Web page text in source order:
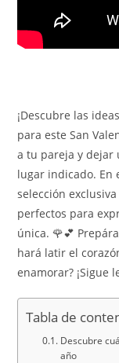
¡Descubre las
para este San
a tu pareja y dejar
lugar indicado. En
selección
perfectos para
única. 🌹💕
hará latir el
enamorar? ¡Sigue
Tabla de
Descubre
año